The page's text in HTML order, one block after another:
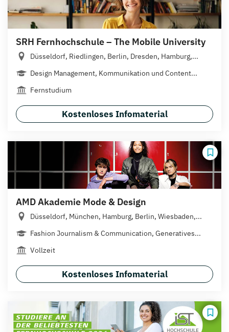
SRH Fernhochschule – The Mobile University
Düsseldorf, Riedlingen, Berlin, Dresden, Hamburg,...
Design Management, Kommunikation und Content...
Fernstudium
Kostenloses Infomaterial
AMD Akademie Mode & Design
Düsseldorf, München, Hamburg, Berlin, Wiesbaden,...
Fashion Journalism & Communication, Generatives...
Vollzeit
Kostenloses Infomaterial